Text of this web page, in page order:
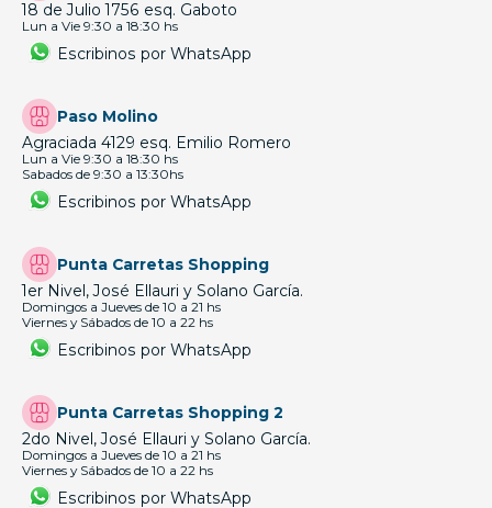
18 de Julio 1756 esq. Gaboto
Lun a Vie 9:30 a 18:30 hs
Escribinos por WhatsApp
Paso Molino
Agraciada 4129 esq. Emilio Romero
Lun a Vie 9:30 a 18:30 hs
Sabados de 9:30 a 13:30hs
Escribinos por WhatsApp
Punta Carretas Shopping
1er Nivel, José Ellauri y Solano García.
Domingos a Jueves de 10 a 21 hs
Viernes y Sábados de 10 a 22 hs
Escribinos por WhatsApp
Punta Carretas Shopping 2
2do Nivel, José Ellauri y Solano García.
Domingos a Jueves de 10 a 21 hs
Viernes y Sábados de 10 a 22 hs
Escribinos por WhatsApp